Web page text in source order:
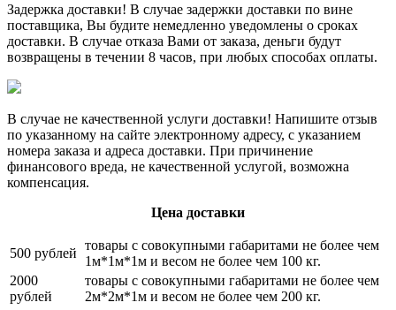
Задержка доставки! В случае задержки доставки по вине
поставщика, Вы будите немедленно уведомлены о сроках
доставки. В случае отказа Вами от заказа, деньги будут
возвращены в течении 8 часов, при любых способах оплаты.
В случае не качественной услуги доставки! Напишите отзыв
по указанному на сайте электронному адресу, с указанием
номера заказа и адреса доставки. При причинение
финансового вреда, не качественной услугой, возможна
компенсация.
Цена доставки
500 рублей
товары с совокупными габаритами не более чем
1м*1м*1м и весом не более чем 100 кг.
2000
рублей
товары с совокупными габаритами не более чем
2м*2м*1м и весом не более чем 200 кг.